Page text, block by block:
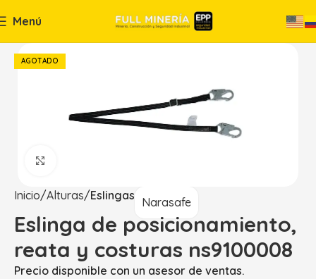
Menú
AGOTADO
Inicio Alturas Eslingas Narasafe
Eslinga de posicionamiento,
reata y costuras ns9100008
Precio disponible con un asesor de ventas.